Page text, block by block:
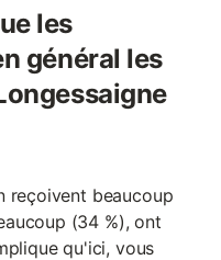
les
général les
reçoivent beaucoup
(34 %), ont
qu'ici, vous